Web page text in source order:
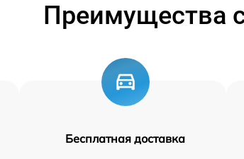
Преимущества
Бесплатная доставка